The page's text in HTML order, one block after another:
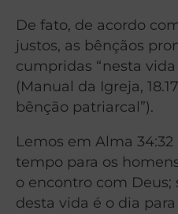
De fato, de acordo
justos, as bênçãos
cumpridas “nesta
(Manual da Igreja,
bênção patriarcal”).
Lemos em Alma 34:32
tempo para os
o encontro com Deus;
desta vida é o dia